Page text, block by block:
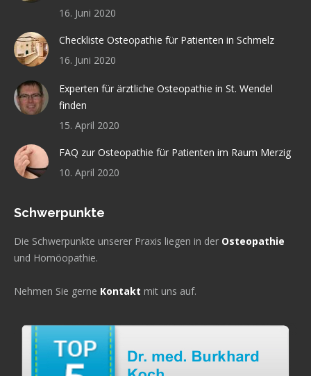
16. Juni 2020
Checkliste Osteopathie für Patienten in Schmelz
16. Juni 2020
Experten für ärztliche Osteopathie in St. Wendel
finden
15. April 2020
FAQ zur Osteopathie für Patienten im Raum Merzig
10. April 2020
Schwerpunkte
Die Schwerpunkte unserer Praxis liegen in der Osteopathie
und Homöopathie.
Nehmen Sie gerne Kontakt mit uns auf.